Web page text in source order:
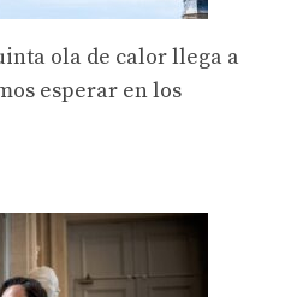
ola de calor llega a
esperar en los